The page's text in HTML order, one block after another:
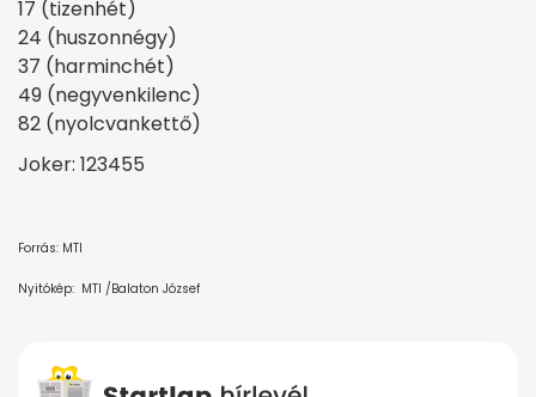
17 (tizenhét)
24 (huszonnégy)
37 (harminchét)
49 (negyvenkilenc)
82 (nyolcvankettő)
Joker: 123455
Forrás: MTI
Nyitókép: MTI /Balaton József